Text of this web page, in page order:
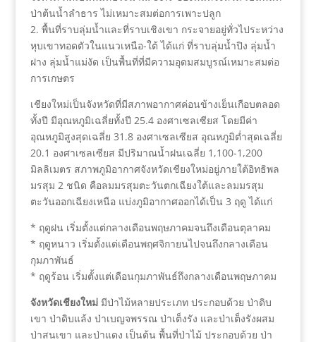
ป่าต้นน้ำลำธาร ไม่เหมาะสมต่อการเพาะปลูก
2. พื้นที่ราบลุ่มน้ำและที่ราบเชิงเขา กระจายอยู่ทั่วไประหว่าง
หุบเขาทอดตัวในแนวเหนือ-ใต้ ได้แก่ ที่ราบลุ่มน้ำปิง ลุ่มน้ำ
ฝาง ลุ่มน้ำแม่งัด เป็นพื้นที่ที่มีความอุดมสมบูรณ์เหมาะสมต่อ
การเกษตร
เชียงใหม่เป็นจังหวัดที่มีสภาพอากาศค่อนข้างเย็นเกือบตลอด
ทั้งปี มีอุณหภูมิเฉลี่ยทั้งปี 25.4 องศาเซลเซียส โดยมีค่า
อุณหภูมิสูงสุดเฉลี่ย 31.8 องศาเซลเซียส อุณหภูมิต่ำสุดเฉลี่ย
20.1 องศาเซลเซียส มีปริมาณน้ำฝนเฉลี่ย 1,100-1,200
มิลลิเมตร สภาพภูมิอากาศจังหวัดเชียงใหม่อยู่ภายใต้อิทธิพล
มรสุม 2 ชนิด คือลมมรสุมตะวันตกเฉียงใต้และลมมรสุม
ตะวันออกเฉียงเหนือ แบ่งภูมิอากาศออกได้เป็น 3 ฤดู ได้แก่
* ฤดูฝน เริ่มตั้งแต่กลางเดือนพฤษภาคมจนถึงเดือนตุลาคม
* ฤดูหนาว เริ่มตั้งแต่เดือนพฤศจิกายนไปจนถึงกลางเดือน
กุมภาพันธ์
* ฤดูร้อน เริ่มตั้งแต่เดือนกุมภาพันธ์ถึงกลางเดือนพฤษภาคม
จังหวัดเชียงใหม่มีป่าไม้หลายประเภท ประกอบด้วย ป่าดิบ
เขา ป่าดิบแล้ง ป่าเบญจพรรณ ป่าเต็งรัง และป่าเต็งรังผสม
ป่าสนเขา และป่าแดง เป็นต้น พื้นที่ป่าไม้ ประกอบด้วย ป่า